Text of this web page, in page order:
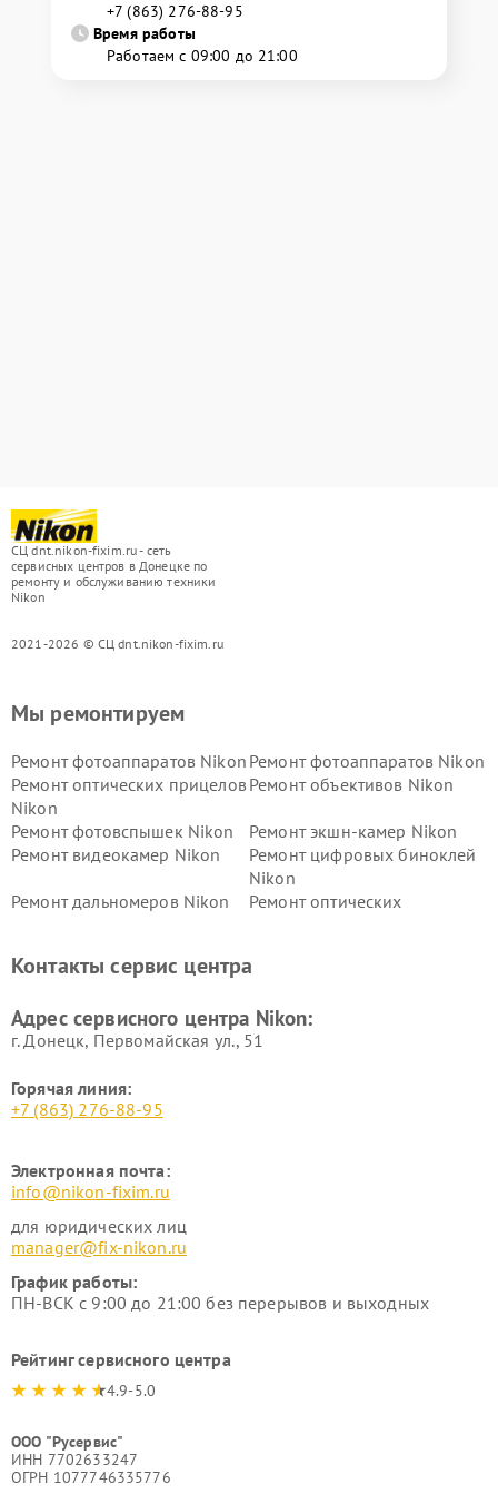
+7 (863) 276-88-95
Время работы
Работаем с 09:00 до 21:00
СЦ dnt.nikon-fixim.ru - сеть
сервисных центров в Донецке по
ремонту и обслуживанию техники
Nikon
2021-2026 © СЦ dnt.nikon-fixim.ru
Мы ремонтируем
Ремонт фотоаппаратов Nikon Ремонт фотоаппаратов Nikon
Ремонт оптических прицелов
Nikon
Ремонт объективов Nikon
Ремонт фотовспышек Nikon
Ремонт экшн-камер Nikon
Ремонт видеокамер Nikon
Ремонт цифровых биноклей
Nikon
Ремонт дальномеров Nikon
Ремонт оптических
Контакты сервис центра
Адрес сервисного центра Nikon:
г. Донецк, Первомайская ул., 51
Горячая линия:
+7 (863) 276-88-95
Электронная почта:
info@nikon-fixim.ru
для юридических лиц
manager@fix-nikon.ru
График работы:
ПН-ВСК с 9:00 до 21:00 без перерывов и выходных
Рейтинг сервисного центра
4.9-5.0
ООО "Русервис"
ИНН 7702633247
ОГРН 1077746335776